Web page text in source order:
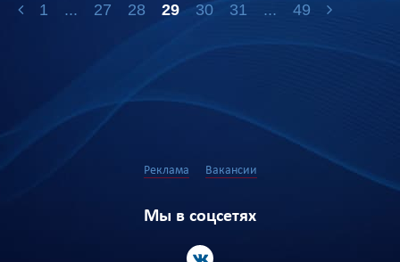
1 ... 27 28 29 30 31 ... 49
Реклама Вакансии
Мы в соцсетях